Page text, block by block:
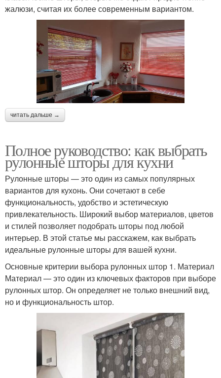
жалюзи, считая их более современным вариантом.
читать дальше →
Полное руководство: как выбрать
рулонные шторы для кухни
Рулонные шторы — это один из самых популярных
вариантов для кухонь. Они сочетают в себе
функциональность, удобство и эстетическую
привлекательность. Широкий выбор материалов, цветов
и стилей позволяет подобрать шторы под любой
интерьер. В этой статье мы расскажем, как выбрать
идеальные рулонные шторы для вашей кухни.
Основные критерии выбора рулонных штор 1. Материал
Материал — это один из ключевых факторов при выборе
рулонных штор. Он определяет не только внешний вид,
но и функциональность штор.